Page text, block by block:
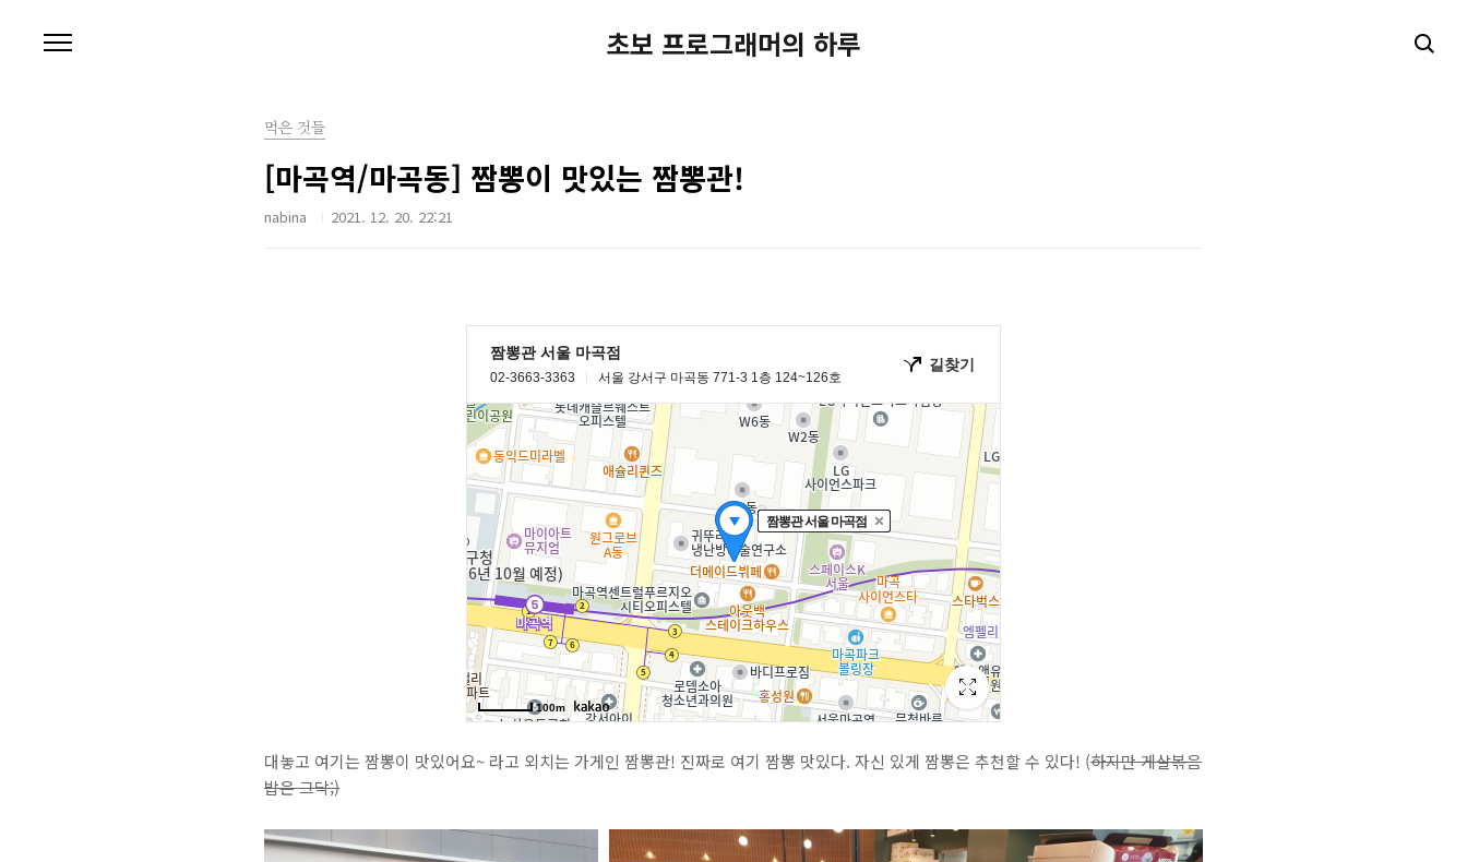
초보 프로그래머의 하루
먹은 것들
[마곡역/마곡동] 짬뽕이 맛있는 짬뽕관!
nabina 2021. 12. 20. 22:21
대놓고 여기는 짬뽕이 맛있어요~ 라고 외치는 가게인 짬뽕관! 진짜로 여기 짬뽕 맛있다. 자신 있게 짬뽕은 추천할 수 있다! (하지만 게살볶음
밥은 그닥;)